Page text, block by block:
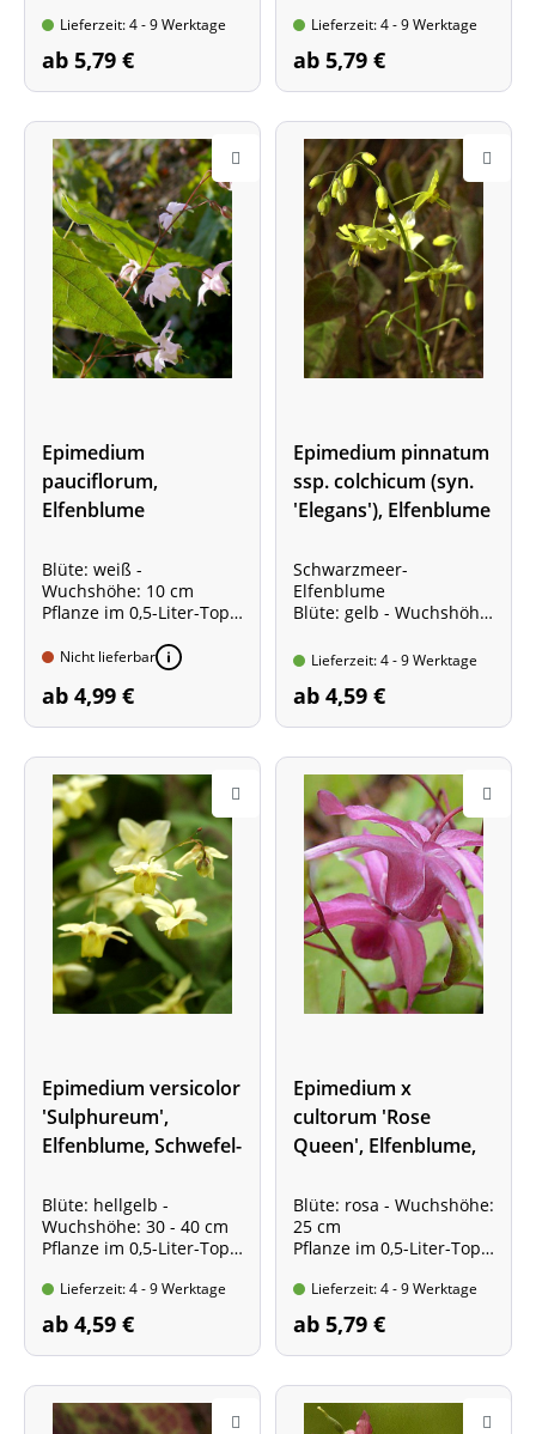
Lieferzeit: 4 - 9 Werktage
ab 5,79 €
Lieferzeit: 4 - 9 Werktage
ab 5,79 €
Epimedium
pauciflorum,
Elfenblume
Blüte: weiß -
Wuchshöhe: 10 cm
Pflanze im 0,5-Liter-Topf
immergrünem Blatt!
Nicht lieferbar
ab 4,99 €
Epimedium pinnatum
ssp. colchicum (syn.
'Elegans'), Elfenblume
Schwarzmeer-
Elfenblume
Blüte: gelb - Wuchshöhe:
Pflanze im 0,5-Liter-Topf
wintergrünem Blatt!
Lieferzeit: 4 - 9 Werktage
ab 4,59 €
Epimedium versicolor
'Sulphureum',
Elfenblume, Schwefel-
Blüte: hellgelb -
Wuchshöhe: 30 - 40 cm
Pflanze im 0,5-Liter-Topf
immergrünem Blatt!
Lieferzeit: 4 - 9 Werktage
ab 4,59 €
Epimedium x
cultorum 'Rose
Queen', Elfenblume,
Blüte: rosa - Wuchshöhe:
25 cm
Pflanze im 0,5-Liter-Topf
Lieferzeit: 4 - 9 Werktage
ab 5,79 €